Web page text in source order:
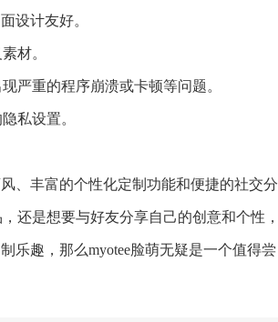
设计友好。
材。
严重的程序崩溃或卡顿等问题。
私设置。
、丰富的个性化定制功能和便捷的社交分
还是想要与好友分享自己的创意和个性，
乐趣，那么myotee脸萌无疑是一个值得尝